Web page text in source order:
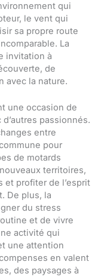
qui
le vent qui
sa propre route
La
invitation à
de
avec la nature.
une occasion de
passionnés.
entre
pour
de motards
territoires,
et profiter de l’esprit
De plus, la
du stress
et de vivre
activité qui
une attention
en valent
des paysages à